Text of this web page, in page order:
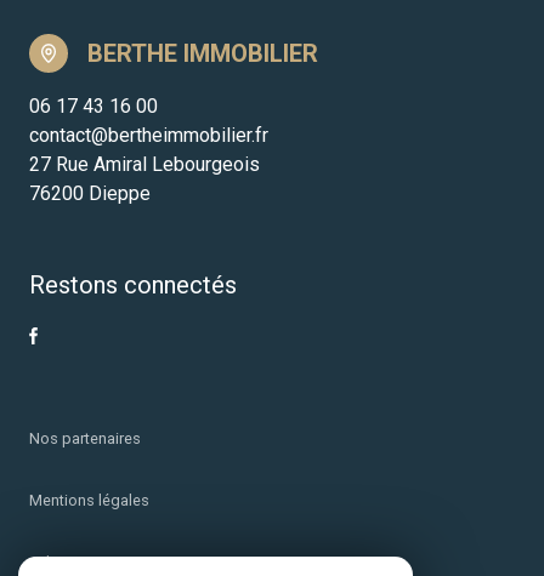
BERTHE IMMOBILIER
06 17 43 16 00
contact@bertheimmobilier.fr
27 Rue Amiral Lebourgeois
76200 Dieppe
Restons connectés
Nos partenaires
Mentions légales
Admin